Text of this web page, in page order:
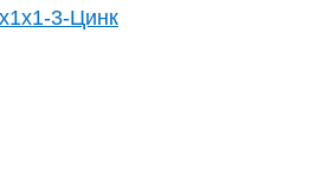
3-Цинк